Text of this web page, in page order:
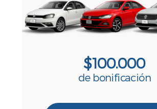
$100.000
de bonificación